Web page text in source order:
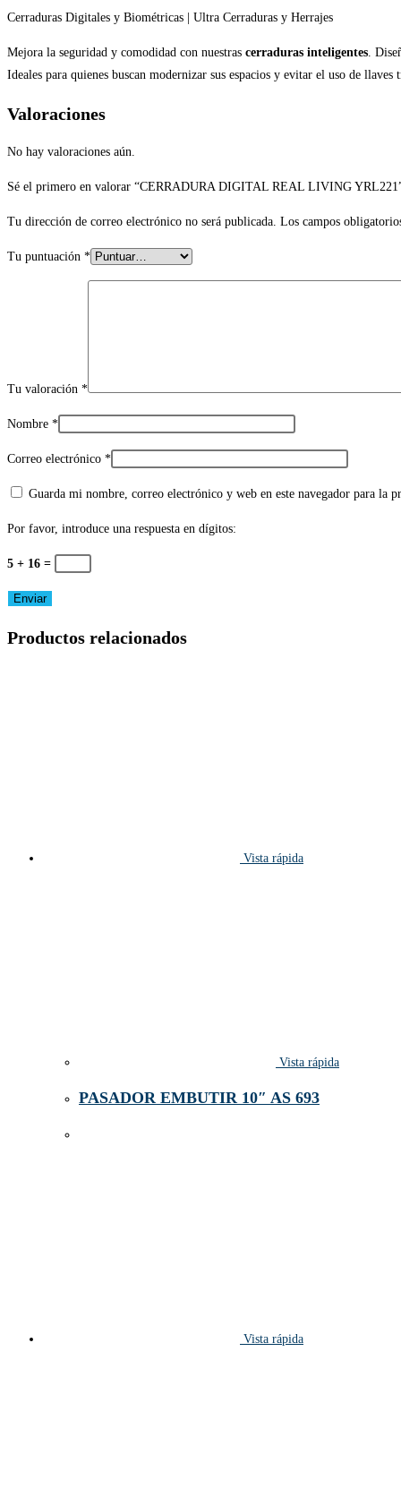
Cerraduras Digitales y Biométricas | Ultra Cerraduras y Herrajes
Mejora la seguridad y comodidad con nuestras cerraduras inteligentes.
Ideales para quienes buscan modernizar sus espacios y evitar el uso de
Valoraciones
No hay valoraciones aún.
Sé el primero en valorar “CERRADURA DIGITAL REAL LIVING
Tu dirección de correo electrónico no será publicada. Los campos
Tu puntuación *
Tu valoración *
Nombre *
Correo electrónico *
Guarda mi nombre, correo electrónico y web en este navegador para la
Por favor, introduce una respuesta en dígitos:
5 + 16 =
Productos relacionados
Vista rápida
Vista rápida
PASADOR EMBUTIR 10″ AS 693
Vista rápida